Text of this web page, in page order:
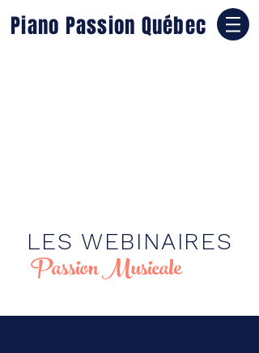
Piano Passion Québec
LES WEBINAIRES
Passion Musicale